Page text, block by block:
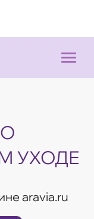
УХОДЕ
aravia.ru